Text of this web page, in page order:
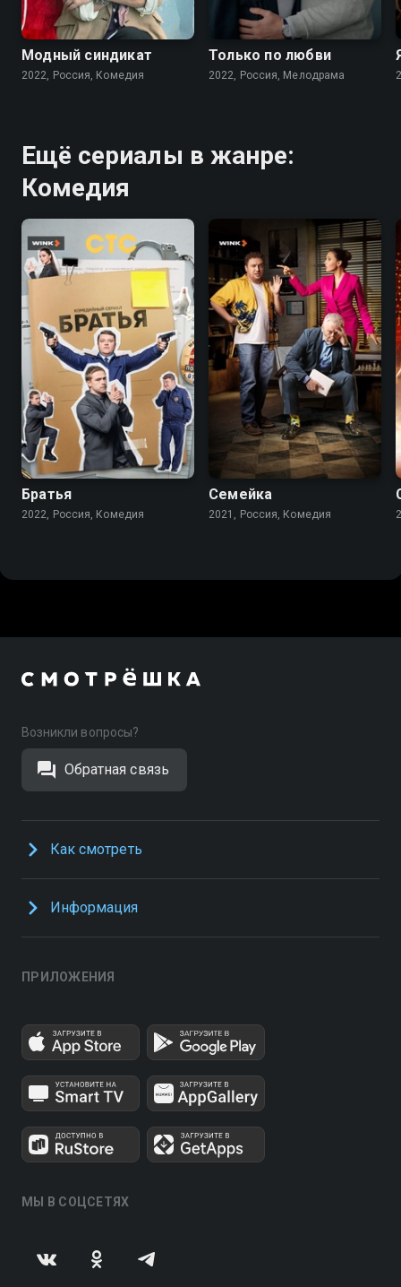
7.6
Модный синдикат
2022, Россия, Комедия
Только по любви
2022, Россия, Мелодрама
Ещё сериалы в жанре:
Комедия
7.1
Братья
2022, Россия, Комедия
7.7
Семейка
2021, Россия, Комедия
Возникли вопросы?
Обратная связь
Как смотреть
Информация
ПРИЛОЖЕНИЯ
МЫ В СОЦСЕТЯХ